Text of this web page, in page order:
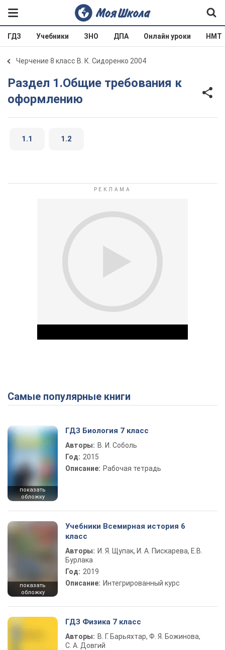
ГДЗ Учебники ЗНО ДПА Онлайн уроки НМТ
Черчение 8 класс В. К. Сидоренко 2004
Раздел 1.Общие требования к
оформлению
1.1 1.2
Play Video
Самые популярные книги
показать
обложку
ГДЗ Биология 7 класс
Авторы: В. И. Соболь
Год: 2015
Описание: Рабочая тетрадь
показать
обложку
Учебники Всемирная история 6
класс
Авторы: И. Я. Щупак, И. А. Пискарева, Е.В.
Бурлака
Год: 2019
Описание: Интегрированный курс
ГДЗ Физика 7 класс
Авторы: В. Г. Барьяхтар, Ф. Я. Божинова,
С. А. Довгий